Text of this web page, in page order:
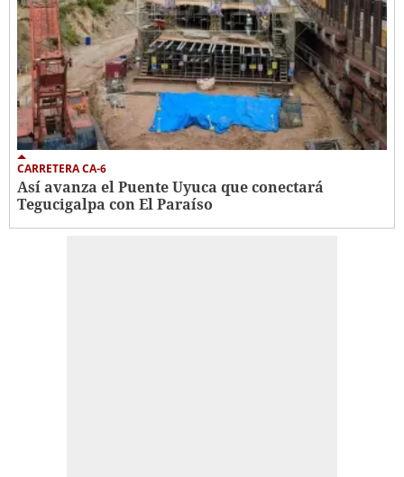
CARRETERA CA-6
Así avanza el Puente Uyuca que conectará
Tegucigalpa con El Paraíso